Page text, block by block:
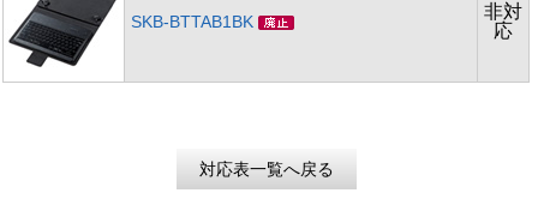
SKB-BTTAB1BK
非対
応
対応表一覧へ戻る